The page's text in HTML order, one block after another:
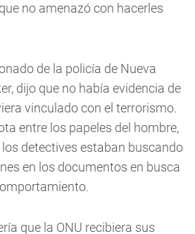
no amenazó con hacerles
de la policía de Nueva
dijo que no había evidencia de
vinculado con el terrorismo.
entre los papeles del hombre,
los detectives estaban buscando
en los documentos en busca
que la ONU recibiera sus